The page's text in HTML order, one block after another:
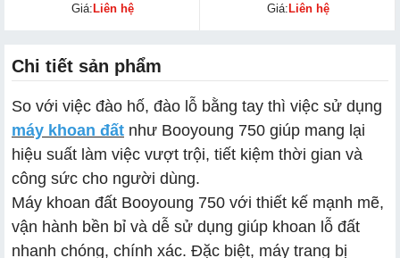
Giá: Liên hệ
Giá: Liên hệ
Chi tiết sản phẩm
So với việc đào hố, đào lỗ bằng tay thì việc sử dụng
máy khoan đất như Booyoung 750 giúp mang lại
hiệu suất làm việc vượt trội, tiết kiệm thời gian và
công sức cho người dùng.
Máy khoan đất Booyoung 750 với thiết kế mạnh mẽ,
vận hành bền bỉ và dễ sử dụng giúp khoan lỗ đất
nhanh chóng, chính xác. Đặc biệt, máy trang bị